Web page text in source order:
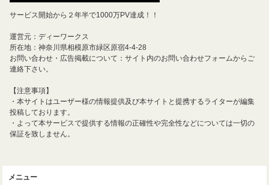
サービス開始から２年半で1000万PV達成！！
運営元：ディーワークス
所在地：神奈川県相模原市緑区原宿4-4-28
お問い合わせ・広告掲載について：サイト内のお問い合わせフォームからご
連絡下さい。
【注意事項】
・本サイトはユーザー様の情報提供及び本サイトと提携するライターが編集
投稿しております。
・よって本サービスで提供する情報の正確性や完全性などについては一切の
保証を致しません。
メニュー